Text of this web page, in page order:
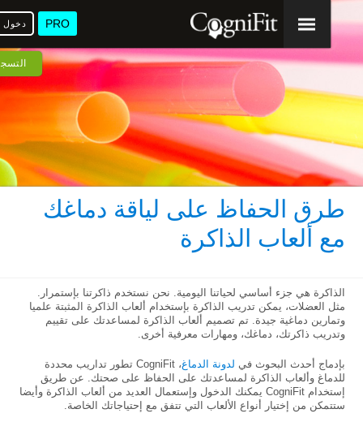
PRO دخول
التسجيل
طرق الحفاظ على لياقة دماغك
مع ألعاب الذاكرة
الذاكرة هي جزء أساسي لحياتنا اليومية. نحن نستخدم ذاكرتنا بإستمرار.
مثل العضلات، يمكن تدريب الذاكرة بإستخدام ألعاب الذاكرة المثبتة علميا
وتمارين دماغية جيدة. تم تصميم ألعاب الذاكرة لمساعدتك على تقييم
وتدريب ذاكرتك، دماغك، ومهارات معرفية أخرى.
بإدماج أحدث البحوث فيلدونة الدماغ
، CogniFit تطور تداريب محددة
للدماغ وألعاب الذاكرة لمساعدتك على الحفاظ على صحتك. عن طريق
إستخدام CogniFit يمكنك الدخول وإستعمال العديد من ألعاب الذاكرة وأيضا
ستتمكن من إختيار أنواع الألعاب التي تتفق مع إحتياجاتك الخاصة.